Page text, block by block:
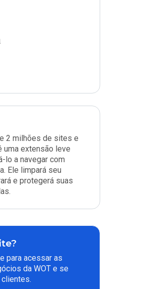
2 milhões de sites e
uma extensão leve
lo a navegar com
Ele limpará seu
e protegerá suas
para acessar as
da WOT e se